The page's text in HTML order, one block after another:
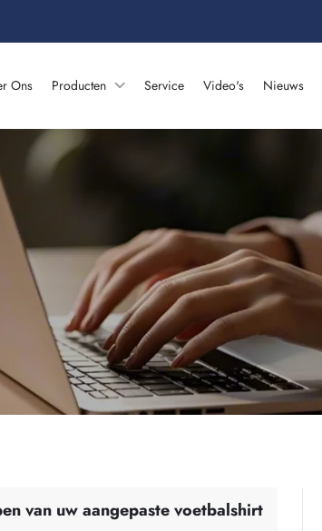
Ons Producten Service Video's Nieuws
van uw aangepaste voetbalshirt